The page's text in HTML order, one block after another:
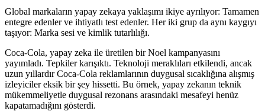
Global markaların yapay zekaya yaklaşımı ikiye ayrılıyor: Tamamen
entegre edenler ve ihtiyatlı test edenler. Her iki grup da aynı kaygıyı
taşıyor: Marka sesi ve kimlik tutarlılığı.
Coca-Cola, yapay zeka ile üretilen bir Noel kampanyasını
yayımladı. Tepkiler karışıktı. Teknoloji meraklıları etkilendi, ancak
uzun yıllardır Coca-Cola reklamlarının duygusal sıcaklığına alışmış
izleyiciler eksik bir şey hissetti. Bu örnek, yapay zekanın teknik
mükemmeliyetle duygusal rezonans arasındaki mesafeyi henüz
kapatamadığını gösterdi.